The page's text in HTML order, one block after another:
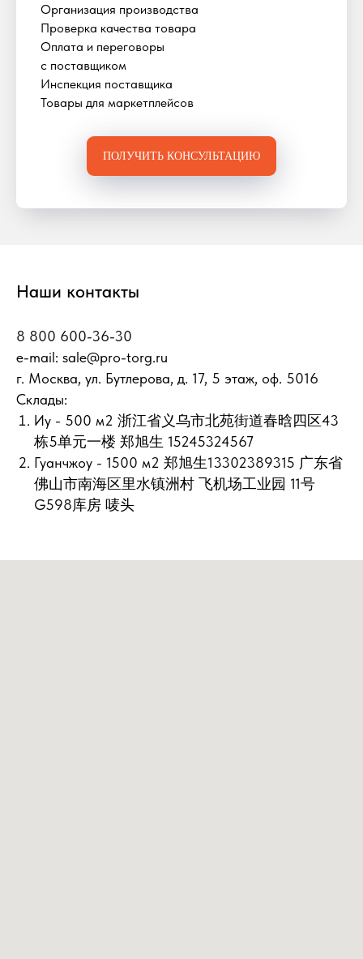
Организация производства
Проверка качества товара
Оплата и переговоры
с поставщиком
Инспекция поставщика
Товары для маркетплейсов
ПОЛУЧИТЬ КОНСУЛЬТАЦИЮ
Наши контакты
8 800 600-36-30
e-mail: sale@pro-torg.ru
г. Москва, ул. Бутлерова, д. 17, 5 этаж, оф. 5016
Склады:
Иу - 500 м2 浙江省义乌市北苑街道春晗四区43
栋5单元一楼 郑旭生 15245324567
Гуанчжоу - 1500 м2 郑旭生13302389315 广东省
佛山市南海区里水镇洲村 飞机场工业园 11号
G598库房 唛头